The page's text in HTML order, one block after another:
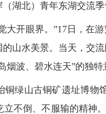
湖北）青年东湖交流
大开眼界。”17日，在
山水美景。当天，交
烟波、碧水连天”的独
铜绿山古铜矿遗址博物
不倒、不服输的精神